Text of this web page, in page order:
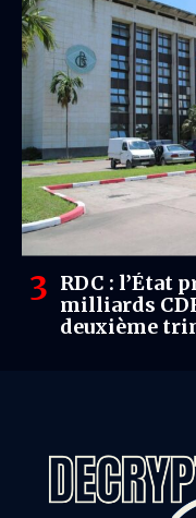
RDC : l’État
milliards
deuxième